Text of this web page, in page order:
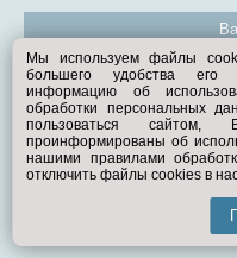
©
Мы используем файлы
большего удобства его
информацию об
обработки персональных
пользоваться
проинформированы об
нашими правилами
отключить файлы cookies в